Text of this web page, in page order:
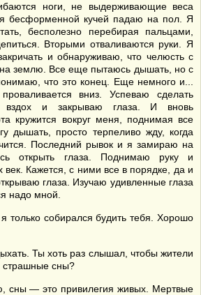
ноги, не выдерживающие веса
я бесформенной кучей падаю на пол. Я
бесполезно перебирая пальцами,
Вторыми отваливаются руки. Я
и обнаруживаю, что челюсть с
на землю. Все еще пытаюсь дышать, но с
что это конец. Еще немного и...
вниз. Успеваю сделать
вздох и закрываю глаза. И вновь
кружится вокруг меня, поднимая все
просто терпеливо жду, когда
Последний рывок и я замираю на
открыть глаза. Поднимаю руку и
век. Кажется, с ними все в порядке, да и
глаза. Изучаю удивленные глаза
надо мной.
только собирался будить тебя. Хорошо
Ты хоть раз слышал, чтобы жители
сны?
сны — это привилегия живых. Мертвые